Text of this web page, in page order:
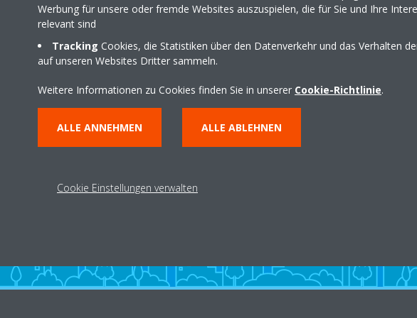
Wegbeschreibung
erhalten
Werbung für unsere oder fremde Websites auszuspielen, die für Sie und Ihre
relevant sind
Tracking Cookies, die Statistiken über den Datenverkehr und das Verhalten
auf unseren Websites Dritter sammeln.
Weitere Informationen zu Cookies finden Sie in unserer Cookie-Richtlinie.
ALLE ANNEHMEN ALLE ABLEHNEN
Cookie Einstellungen verwalten